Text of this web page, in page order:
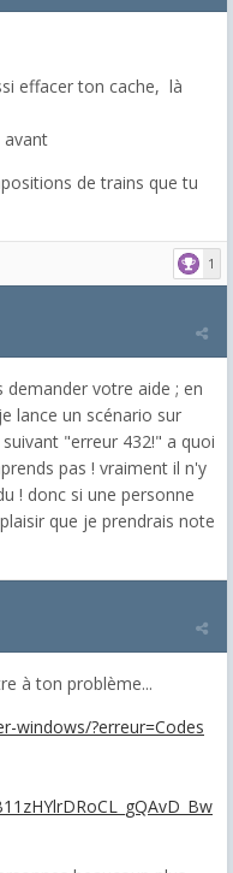
effacer ton cache, là
avant
de trains que tu
1
votre aide ; en
lance un scénario sur
"erreur 432!" a quoi
pas ! vraiment il n'y
! donc si une personne
que je prendrais note
à ton problème...
windows/?erreur=Codes